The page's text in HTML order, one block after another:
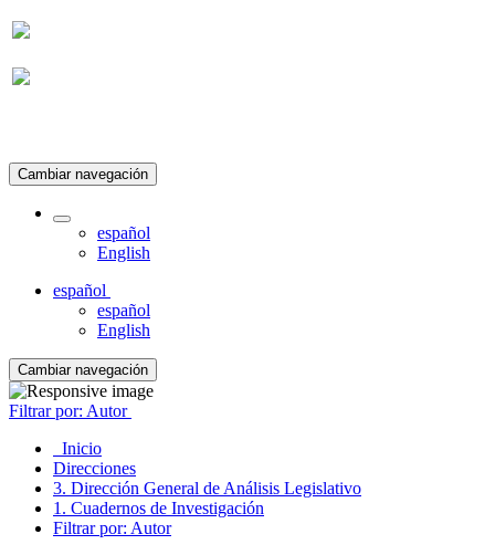
Cambiar navegación
español
English
español
español
English
Cambiar navegación
Filtrar por: Autor
Inicio
Direcciones
3. Dirección General de Análisis Legislativo
1. Cuadernos de Investigación
Filtrar por: Autor